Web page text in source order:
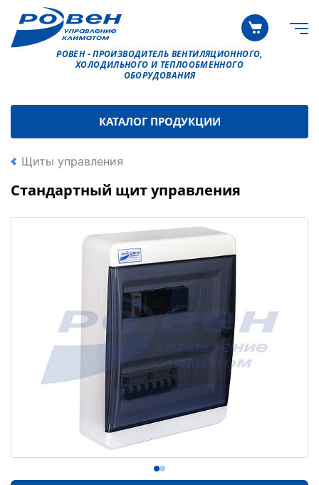
РОВЕН - ПРОИЗВОДИТЕЛЬ ВЕНТИЛЯЦИОННОГО,
ХОЛОДИЛЬНОГО И ТЕПЛООБМЕННОГО
ОБОРУДОВАНИЯ
КАТАЛОГ ПРОДУКЦИИ
Щиты управления
Стандартный щит управления